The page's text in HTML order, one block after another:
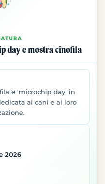
day e mostra cinofila
e 'microchip day' in
ai cani e ai loro
2026